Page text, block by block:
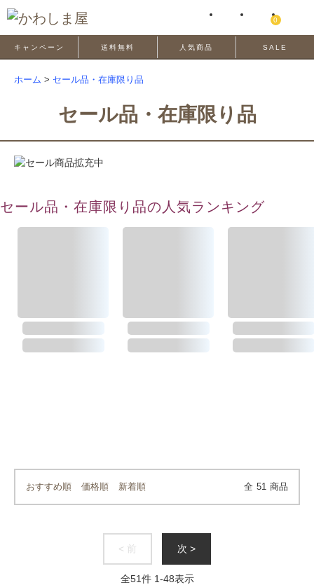
0
キャンペーン 送料無料 人気商品 SALE
ホーム > セール品・在庫限り品
セール品・在庫限り品
セール品・在庫限り品の人気ランキング
おすすめ順 価格順 新着順 全 51 商品
< 前 次 >
全51件 1-48表示